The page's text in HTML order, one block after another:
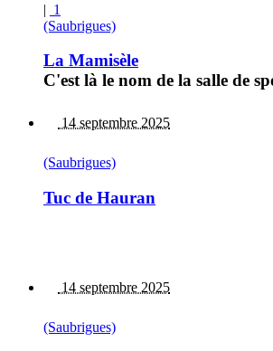
| 1
(Saubrigues)
La Mamisèle
C'est là le nom de la salle de
14 septembre 2025
(Saubrigues)
Tuc de Hauran
14 septembre 2025
(Saubrigues)